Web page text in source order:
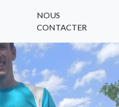
NOUS
CONTACTER